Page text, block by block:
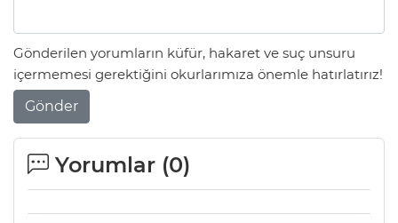
Gönderilen yorumların küfür, hakaret ve suç unsuru
içermemesi gerektiğini okurlarımıza önemle hatırlatırız!
Gönder
Yorumlar (0)